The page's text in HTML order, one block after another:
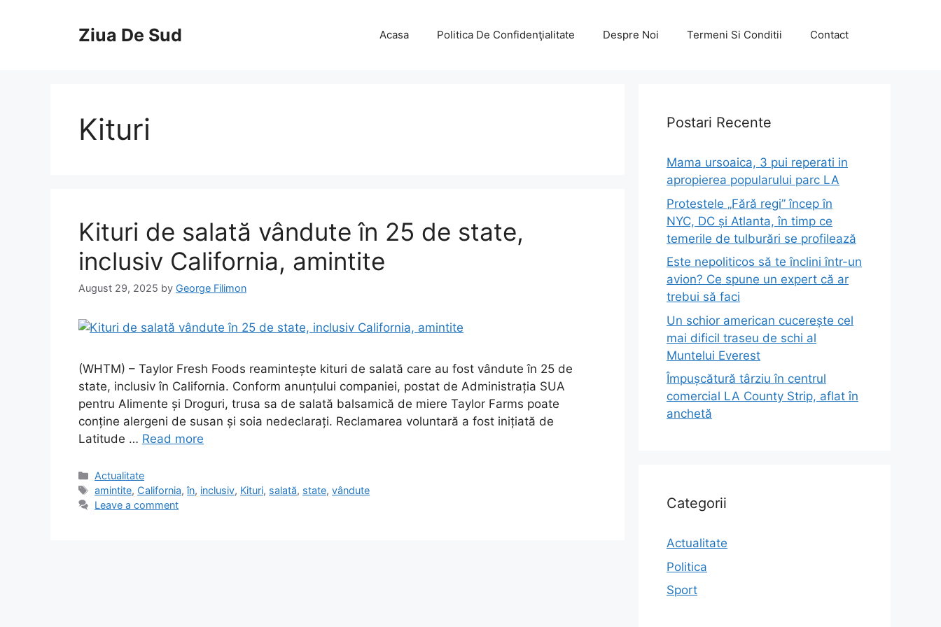
Ziua De Sud Acasa Politica De Confidenţialitate Despre Noi Termeni Si Conditii Contact
Kituri
Kituri de salată vândute în 25 de state,
inclusiv California, amintite
August 29, 2025 by George Filimon
(WHTM) – Taylor Fresh Foods reamintește kituri de salată care au fost vândute în 25 de
state, inclusiv în California. Conform anunțului companiei, postat de Administrația SUA
pentru Alimente și Droguri, trusa sa de salată balsamică de miere Taylor Farms poate
conține alergeni de susan și soia nedeclarați. Reclamarea voluntară a fost inițiată de
Latitude … Read more
Categories
Actualitate
Tags
amintite, California,în, inclusiv, Kituri, salată, state,vândute
Leave a comment
Postari Recente
Mama ursoaica, 3 pui reperati in
apropierea popularului parc LA
Protestele „Fără regi” încep în
NYC, DC și Atlanta, în timp ce
temerile de tulburări se profilează
Este nepoliticos să te înclini într-un
avion? Ce spune un expert că ar
trebui să faci
Un schior american cucerește cel
mai dificil traseu de schi al
Muntelui Everest
Împușcătură târziu în centrul
comercial LA County Strip, aflat în
anchetă
Categorii
Actualitate
Politica
Sport